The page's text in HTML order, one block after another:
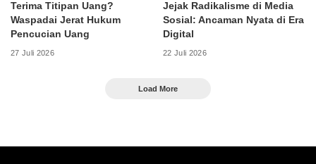
Terima Titipan Uang?
Waspadai Jerat Hukum
Pencucian Uang
27 Juli 2026
Jejak Radikalisme di Media
Sosial: Ancaman Nyata di Era
Digital
22 Juli 2026
Load More